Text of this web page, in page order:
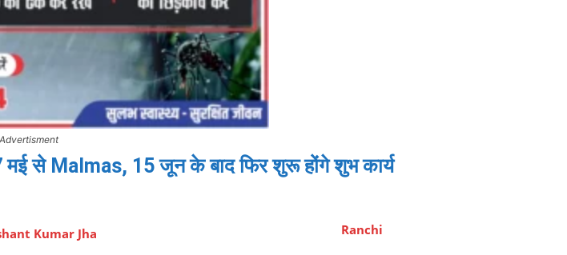
Advertisment
से Malmas, 15 जून के बाद फिर शुरू होंगे शुभ कार्य
Kumar Jha Ranchi